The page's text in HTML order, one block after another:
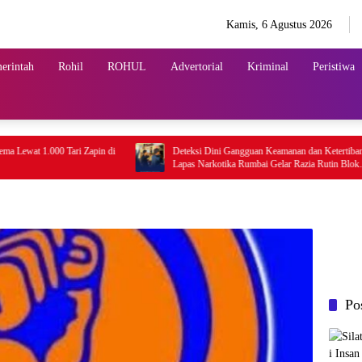
Kamis, 6 Agustus 2026
Rohil ROHUL Advertorial Kriminal Peristiwa
Tari Zapin di
Deteksi Dini Gangguan Keamanan dan Ketertiban,
Lapas Narkotika Rumbai Gelar Razia Rutin Blok
Hunian